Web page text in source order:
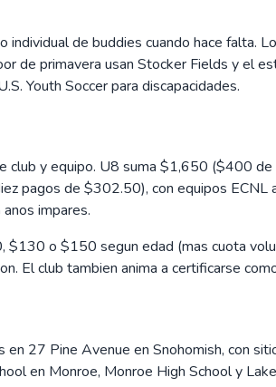
de buddies cuando hace falta.
de primavera usan Stocker Fields y el
Youth Soccer para discapacidades.
club y equipo. U8 suma $1,650 ($400
de $302.50), con equipos ECNL
impares.
$130 o $150 segun edad (mas cuota
El club tambien anima a certificarse
27 Pine Avenue en Snohomish, con
en Monroe, Monroe High School y